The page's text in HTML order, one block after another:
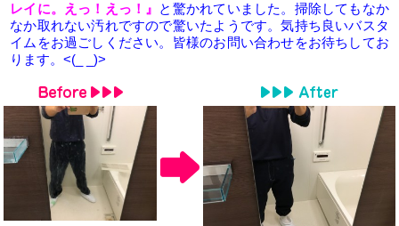
レイに。えっ！えっ！』 と驚かれていました。掃除してもなか
なか取れない汚れですので驚いたようです。気持ち良いバスタ
イムをお過ごしください。皆様のお問い合わせをお待ちしてお
ります。<(_ _)>